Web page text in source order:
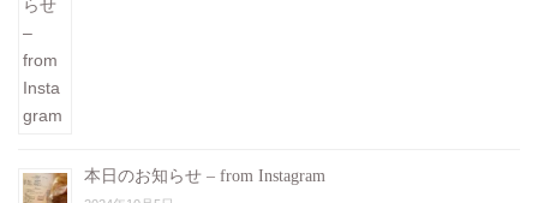
本日のお知らせ – from Instagram